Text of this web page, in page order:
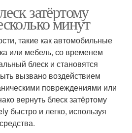
затёртому
минут
такие как автомобильные
или мебель, со временем
блеск и становятся
вызвано воздействием
повреждениями или
вернуть блеск затёртому
быстро и легко, используя